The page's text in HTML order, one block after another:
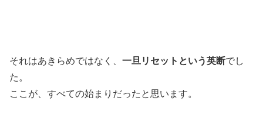
それはあきらめではなく、 一旦リセットという英断でし
た。
ここが、すべての始まりだったと思います。